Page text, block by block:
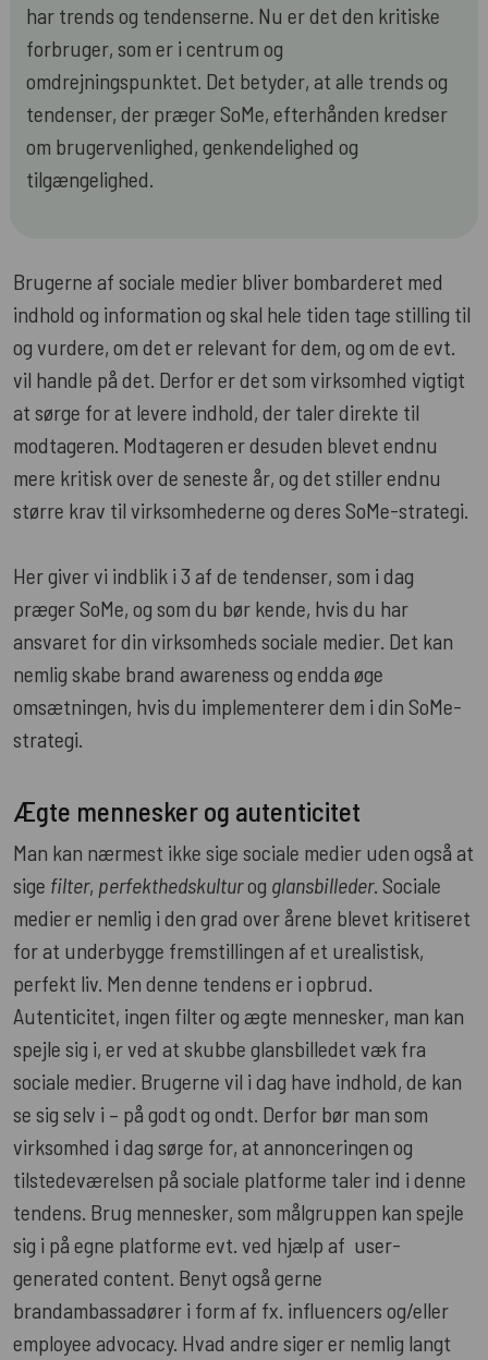
har trends og tendenserne. Nu er det den kritiske
forbruger, som er i centrum og
omdrejningspunktet. Det betyder, at alle trends og
tendenser, der præger SoMe, efterhånden kredser
om brugervenlighed, genkendelighed og
tilgængelighed.
Brugerne af sociale medier bliver bombarderet med
indhold og information og skal hele tiden tage stilling til
og vurdere, om det er relevant for dem, og om de evt.
vil handle på det. Derfor er det som virksomhed vigtigt
at sørge for at levere indhold, der taler direkte til
modtageren. Modtageren er desuden blevet endnu
mere kritisk over de seneste år, og det stiller endnu
større krav til virksomhederne og deres SoMe-strategi.
Her giver vi indblik i 3 af de tendenser, som i dag
præger SoMe, og som du bør kende, hvis du har
ansvaret for din virksomheds sociale medier. Det kan
nemlig skabe brand awareness og endda øge
omsætningen, hvis du implementerer dem i din SoMe-
strategi.
Ægte mennesker og autenticitet
Man kan nærmest ikke sige sociale medier uden også at
sige filter, perfekthedskulturog glansbilleder. Sociale
medier er nemlig i den grad over årene blevet kritiseret
for at underbygge fremstillingen af et urealistisk,
perfekt liv. Men denne tendens er i opbrud.
Autenticitet, ingen filter og ægte mennesker, man kan
spejle sig i, er ved at skubbe glansbilledet væk fra
sociale medier. Brugerne vil i dag have indhold, de kan
se sig selv i – på godt og ondt. Derfor bør man som
virksomhed i dag sørge for, at annonceringen og
tilstedeværelsen på sociale platforme taler ind i denne
tendens. Brug mennesker, som målgruppen kan spejle
sig i på egne platforme evt. ved hjælp af user-
generated content. Benyt også gerne
brandambassadører i form af fx. influencers og/eller
employee advocacy. Hvad andre siger er nemlig langt